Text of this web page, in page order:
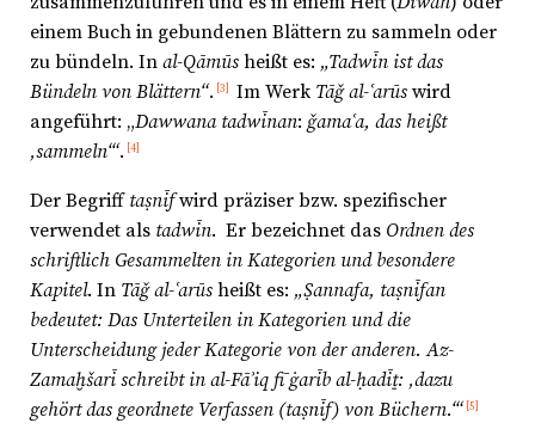
einem Buch in gebundenen Blättern zu sammeln oder
zu bündeln. In al-Qāmūs heißt es: „Tadwīn ist das
Bündeln von Blättern“. [3] Im Werk Tāǧ al-ʿarūs wird
angeführt: „Dawwana tadwīnan: ǧamaʿa, das heißt
‚sammeln‘“. [4]
Der Begriff taṣnīfwird präziser bzw. spezifischer
verwendet als tadwīn. Er bezeichnet das Ordnen des
schriftlich Gesammelten in Kategorien und besondere
Kapitel. In Tāǧ al-ʿarūs heißt es: „Ṣannafa, taṣnīfan
bedeutet: Das Unterteilen in Kategorien und die
Unterscheidung jeder Kategorie von der anderen. Az-
Zamaḫšarī schreibt in al-Fāʾiq fī ġarīb al-ḥadīṯ: ‚dazu
gehört das geordnete Verfassen (taṣnīf) von Büchern.‘“ [5]